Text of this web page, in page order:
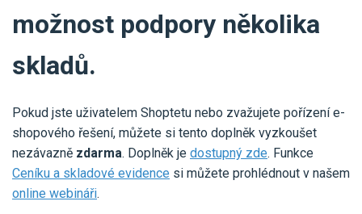
možnost podpory několika
skladů.
Pokud jste uživatelem Shoptetu nebo zvažujete pořízení e-
shopového řešení, můžete si tento doplněk vyzkoušet
nezávazně zdarma. Doplněk je dostupný zde. Funkce
Ceníku a skladové evidence si můžete prohlédnout v našem
online webináři.